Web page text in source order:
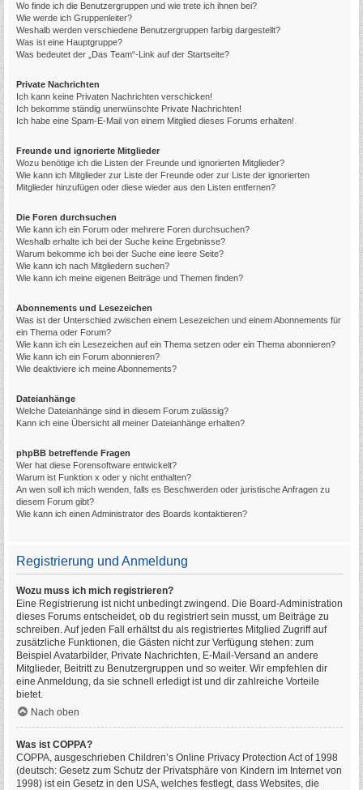
Wo finde ich die Benutzergruppen und wie trete ich ihnen bei?
Wie werde ich Gruppenleiter?
Weshalb werden verschiedene Benutzergruppen farbig dargestellt?
Was ist eine Hauptgruppe?
Was bedeutet der „Das Team“-Link auf der Startseite?
Private Nachrichten
Ich kann keine Privaten Nachrichten verschicken!
Ich bekomme ständig unerwünschte Private Nachrichten!
Ich habe eine Spam-E-Mail von einem Mitglied dieses Forums erhalten!
Freunde und ignorierte Mitglieder
Wozu benötige ich die Listen der Freunde und ignorierten Mitglieder?
Wie kann ich Mitglieder zur Liste der Freunde oder zur Liste der ignorierten
Mitglieder hinzufügen oder diese wieder aus den Listen entfernen?
Die Foren durchsuchen
Wie kann ich ein Forum oder mehrere Foren durchsuchen?
Weshalb erhalte ich bei der Suche keine Ergebnisse?
Warum bekomme ich bei der Suche eine leere Seite?
Wie kann ich nach Mitgliedern suchen?
Wie kann ich meine eigenen Beiträge und Themen finden?
Abonnements und Lesezeichen
Was ist der Unterschied zwischen einem Lesezeichen und einem Abonnements für
ein Thema oder Forum?
Wie kann ich ein Lesezeichen auf ein Thema setzen oder ein Thema abonnieren?
Wie kann ich ein Forum abonnieren?
Wie deaktiviere ich meine Abonnements?
Dateianhänge
Welche Dateianhänge sind in diesem Forum zulässig?
Kann ich eine Übersicht all meiner Dateianhänge erhalten?
phpBB betreffende Fragen
Wer hat diese Forensoftware entwickelt?
Warum ist Funktion x oder y nicht enthalten?
An wen soll ich mich wenden, falls es Beschwerden oder juristische Anfragen zu
diesem Forum gibt?
Wie kann ich einen Administrator des Boards kontaktieren?
Registrierung und Anmeldung
Wozu muss ich mich registrieren?
Eine Registrierung ist nicht unbedingt zwingend. Die Board-Administration
dieses Forums entscheidet, ob du registriert sein musst, um Beiträge zu
schreiben. Auf jeden Fall erhältst du als registriertes Mitglied Zugriff auf
zusätzliche Funktionen, die Gästen nicht zur Verfügung stehen: zum
Beispiel Avatarbilder, Private Nachrichten, E-Mail-Versand an andere
Mitglieder, Beitritt zu Benutzergruppen und so weiter. Wir empfehlen dir
eine Anmeldung, da sie schnell erledigt ist und dir zahlreiche Vorteile
bietet.
Nach oben
Was ist COPPA?
COPPA, ausgeschrieben Children’s Online Privacy Protection Act of 1998
(deutsch: Gesetz zum Schutz der Privatsphäre von Kindern im Internet von
1998) ist ein Gesetz in den USA, welches festlegt, dass Websites, die